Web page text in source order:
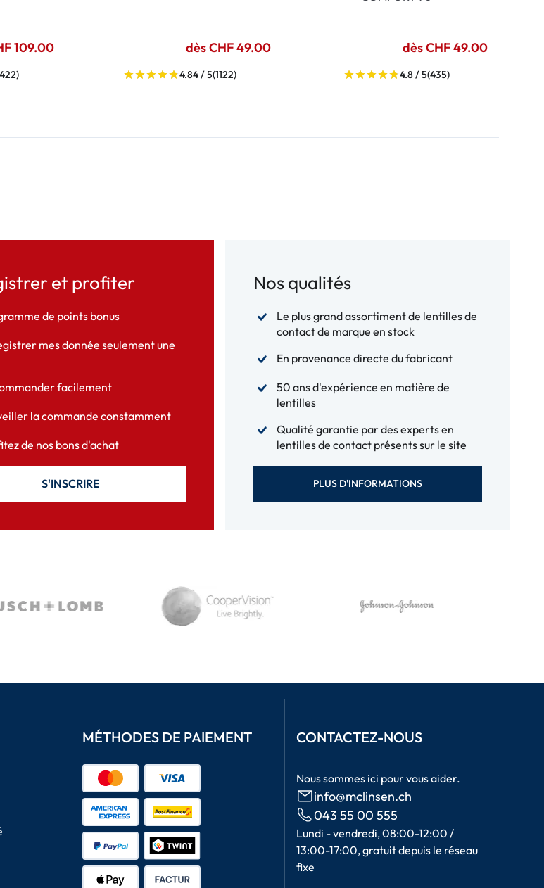
109.00 dès CHF 49.00
4.84 / 5(1122)
dès CHF 49.00
4.8 / 5(435)
et profiter
de points bonus
mes donnée seulement une
facilement
la commande constamment
de nos bons d'achat
S'INSCRIRE
Nos qualités
Le plus grand assortiment de lentilles de
contact de marque en stock
En provenance directe du fabricant
50 ans d'expérience en matière de
lentilles
Qualité garantie par des experts en
lentilles de contact présents sur le site
PLUS D'INFORMATIONS
MÉTHODES DE PAIEMENT CONTACTEZ-NOUS
Nous sommes ici pour vous aider.
info@mclinsen.ch
043 55 00 555
Lundi - vendredi, 08:00-12:00 /
13:00-17:00, gratuit depuis le réseau
fixe